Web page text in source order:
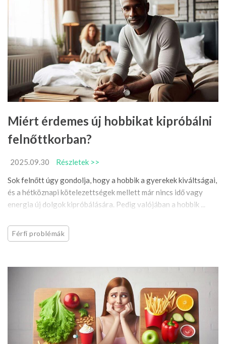
Miért érdemes új hobbikat kipróbálni
felnőttkorban?
2025.09.30
Részletek >>
Sok felnőtt úgy gondolja, hogy a hobbik a gyerekek kiváltságai,
és a hétköznapi kötelezettségek mellett már nincs idő vagy
energia új dolgok kipróbálására. Pedig valójában a hobbik ...
Férfi problémák